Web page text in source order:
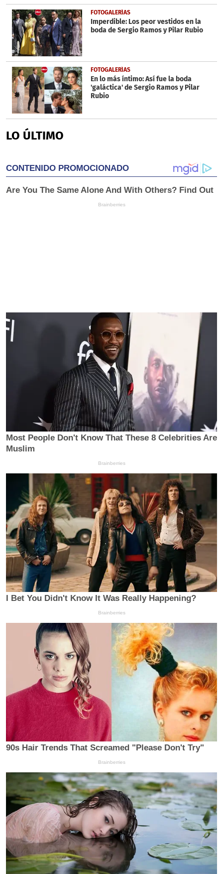
FOTOGALERÍAS
Imperdible: Los peor vestidos en la
boda de Sergio Ramos y Pilar Rubio
FOTOGALERÍAS
En lo más íntimo: Así fue la boda
'galáctica' de Sergio Ramos y Pilar
Rubio
LO ÚLTIMO